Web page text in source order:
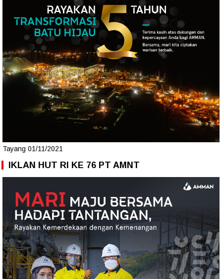
Tayang 01/11/2021
IKLAN HUT RI KE 76 PT AMNT